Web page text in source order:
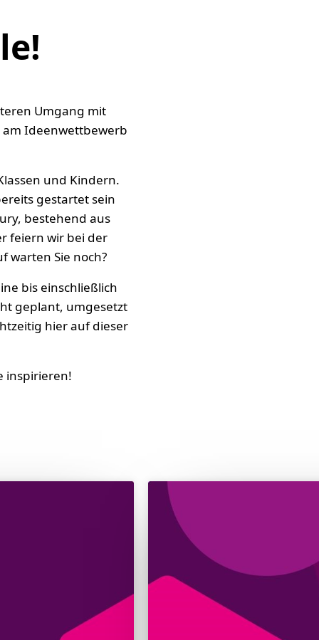
Umgang mit
am Ideenwettbewerb
und Kindern.
gestartet sein
bestehend aus
feiern wir bei der
warten Sie noch?
bis einschließlich
geplant, umgesetzt
hier auf dieser
inspirieren!